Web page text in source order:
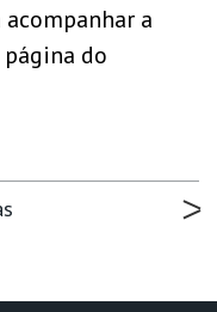
acompanhar a
página do